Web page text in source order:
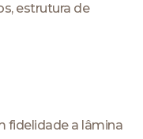
estrutura de
fidelidade a lâmina